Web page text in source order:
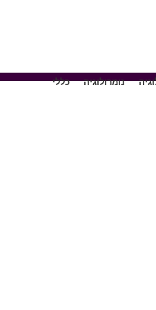
נומרולוגיה כללי